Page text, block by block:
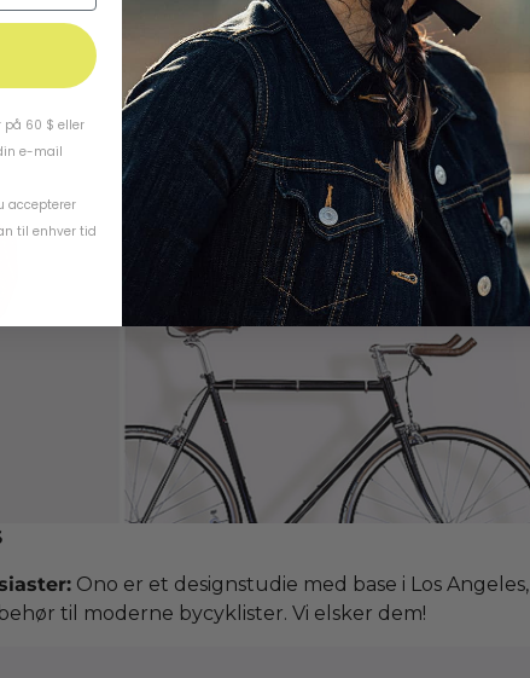
Ono er et designstudie med base i Los Angeles,
til moderne bycyklister. Vi elsker dem!
60 $ eller
e-mail
accepterer
til enhver tid